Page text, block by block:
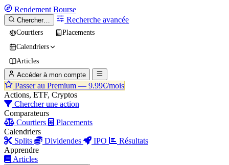
Rendement Bourse
Chercher… Recherche avancée
Courtiers
Placements
Calendriers
Articles
Accéder à mon compte
Passer au Premium — 9.99€/mois
Actions, ETF, Cryptos
Chercher une action
Comparateurs
Courtiers
Placements
Calendriers
Splits
Dividendes IPO
Résultats
Apprendre
Articles